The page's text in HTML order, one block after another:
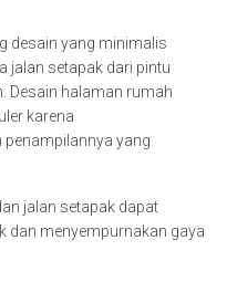
desain yang minimalis
jalan setapak dari pintu
Desain halaman rumah
karena
penampilannya yang
jalan setapak dapat
dan menyempurnakan gaya